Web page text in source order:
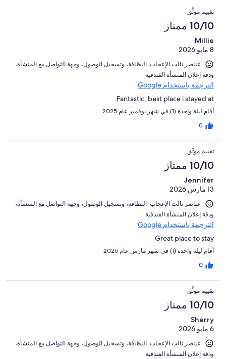
النزلاء
من
تقييمات
النزلاء
321
من
النزلاء
أصل
321
من
تقييمات
النزلاء
التقييمات
تقييم موثَّق
10/10 ممتاز
Millie
8 مايو 2026
عناصر نالت الإعجاب: ⁦النظافة⁩، و⁦تسجيل الوصول⁩، و⁦جهة التواصل مع المنشأة⁩،
و⁦دقة إعلان المنشأة الفندقية⁩
الترجمة باستخدام Google
Fantastic, best place i stayed at.
أقام ليلة واحدة (1) في شهر نوفمبر عام 2025
0
تقييم موثَّق
10/10 ممتاز
Jennifer
13 مارس 2026
عناصر نالت الإعجاب: ⁦النظافة⁩، و⁦تسجيل الوصول⁩، و⁦جهة التواصل مع المنشأة⁩،
و⁦دقة إعلان المنشأة الفندقية⁩
الترجمة باستخدام Google
Great place to stay
أقام ليلة واحدة (1) في شهر مارس عام 2026
0
تقييم موثَّق
10/10 ممتاز
Sherry
6 مايو 2026
عناصر نالت الإعجاب: ⁦النظافة⁩، و⁦تسجيل الوصول⁩، و⁦جهة التواصل مع المنشأة⁩،
و⁦دقة إعلان المنشأة الفندقية⁩